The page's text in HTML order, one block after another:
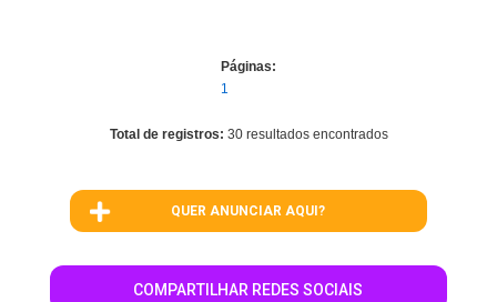
Páginas:
1
Total de registros: 30 resultados encontrados
QUER ANUNCIAR AQUI?
COMPARTILHAR REDES SOCIAIS